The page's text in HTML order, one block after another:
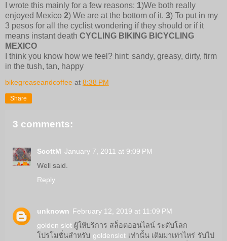
I wrote this mainly for a few reasons: 1)We both really
enjoyed Mexico 2) We are at the bottom of it. 3) To put in my
3 pesos for all the cyclist wondering if they should or if it
means instant death CYCLING BIKING BICYCLING
MEXICO
I think you know how we feel? hint: sandy, greasy, dirty, firm
in the tush, tan, happy
bikegreaseandcoffee at 8:38 PM
Share
3 comments:
ScottM January 7, 2011 at 9:09 PM
Well said.
Reply
unknown February 12, 2019 at 11:09 PM
golden slot ผู้ให้บริการ สล็อตออนไลน์ ระดับโลก
โปรโมชั่นสำหรับ goldenslotเท่านั้น เติมมาเท่าไหร่ รับไป